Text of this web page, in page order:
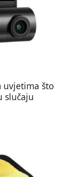
uvjetima što
slučaju